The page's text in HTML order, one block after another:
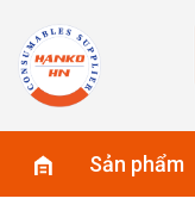
Sản phẩm